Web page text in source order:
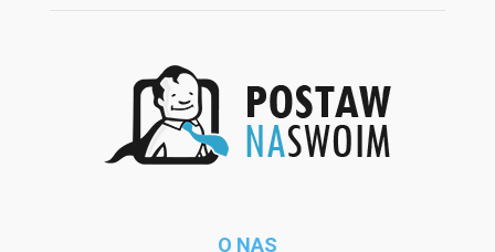
O NAS